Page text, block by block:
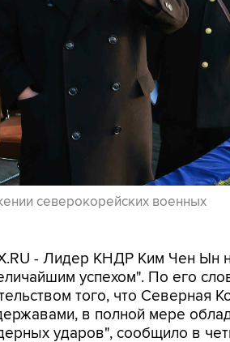
северокорейских военных
- Лидер КНДР Ким Чен Ын
успехом". По его
того, что Северная
в полной мере
ударов", сообщило в